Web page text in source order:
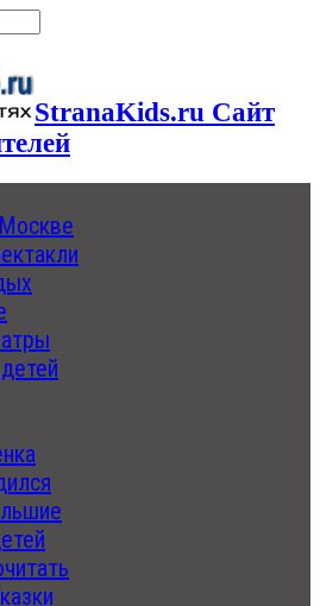
StranaKids.ru Сайт